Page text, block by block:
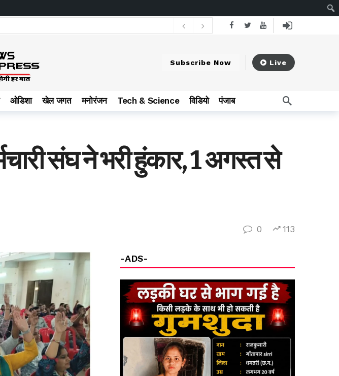
सुरक्षा का भी सशक्त अभियान 15 वर्षों से बाबा बैजनाथ धाम यात्रा कर रहे महासमुंद आर्थिक
Subscribe Now Live
ओडिशा खेल जगत मनोरंजन Tech & Science विडियो पंजाब
संघ ने भरी हुंकार, 1 अगस्त से
0 113
-ADS-